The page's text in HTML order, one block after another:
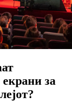
за